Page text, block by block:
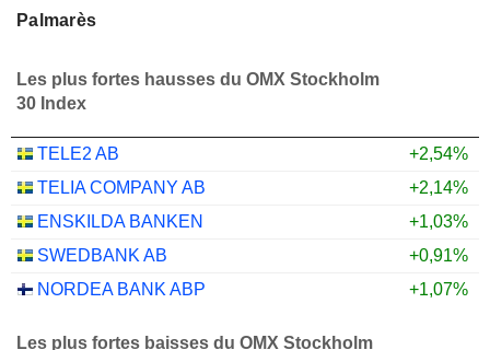
Palmarès
Les plus fortes hausses du OMX Stockholm
30 Index
TELE2 AB
+2,54%
TELIA COMPANY AB
+2,14%
ENSKILDA BANKEN
+1,03%
SWEDBANK AB
+0,91%
NORDEA BANK ABP
+1,07%
Les plus fortes baisses du OMX Stockholm